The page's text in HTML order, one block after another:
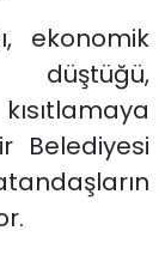
ekonomik
Belediyesi